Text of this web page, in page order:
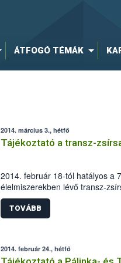
ÁTFOGÓ TÉMÁK
2014. március 3., hétfő
Tájékoztató a transz-
2014. február 18-tól hatályos a
élelmiszerekben lévő transz-
mennyiségéről, a transz-zsírsav
feltételeiről és hatósági
zsírsav bevitelének nyomon
TOVÁBB
2014. február 24., hétfő